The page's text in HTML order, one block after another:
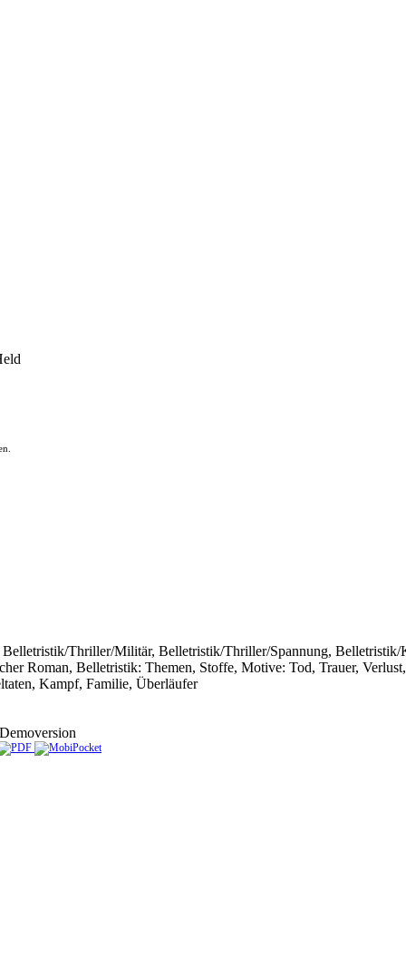
Thriller/Militär, Belletristik/Thriller/Spannung,
Roman, Belletristik: Themen, Stoffe, Motive: Tod, Trauer,
Kampf, Familie, Überläufer
Demoversion